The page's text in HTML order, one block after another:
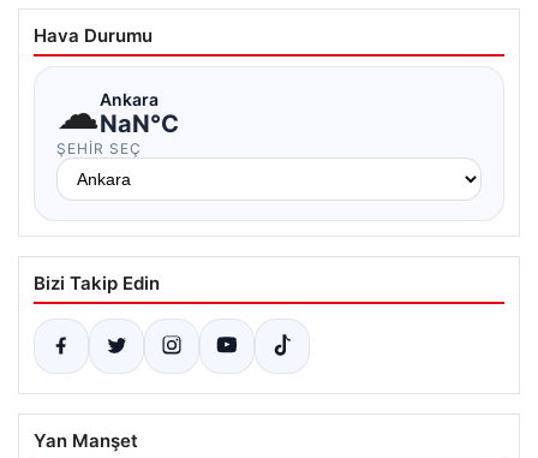
Hava Durumu
☁Ankara
NaN°C
ŞEHIR SEÇ
Bizi Takip Edin
Yan Manşet